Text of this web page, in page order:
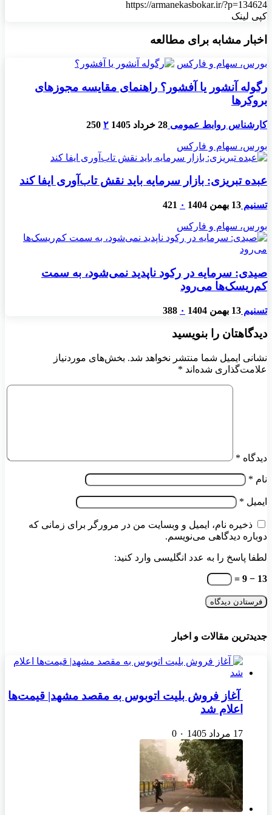
https://armanekasbokar.ir/?p=134624
کپی لینک
اخبار مشابه برای مطالعه
بورس، سهام و فارکس
رگوله آنشور یا آفشور؟ راهنمای مقایسه مجوزهای
بروکرها
کارشناس روابط عمومی 28 خرداد 1405 ۲ 250
بورس، سهام و فارکس
عبده تبریزی: بازار سرمایه باید نقش تاب‌آوری ایفا کند
تسنیم 13 بهمن 1404 ۰ 421
بورس، سهام و فارکس
صیدی: سرمایه در رکود ناپدید نمی‌شود، به سمت
کم‌ریسک‌ها می‌رود
تسنیم 13 بهمن 1404 ۰ 388
دیدگاهتان را بنویسید
نشانی ایمیل شما منتشر نخواهد شد. بخش‌های موردنیاز
علامت‌گذاری شده‌اند *
دیدگاه *
نام *
ایمیل *
ذخیره نام، ایمیل و وبسایت من در مرورگر برای زمانی که
دوباره دیدگاهی می‌نویسم.
لطفا پاسخ را به عدد انگلیسی وارد کنید:
13 − 9 =
جدیدترین مقالات و اخبار
آغاز فروش بلیت اتوبوس به مقصد مشهد| قیمت‌ها
اعلام شد
17 مرداد 1405 ۰ 0